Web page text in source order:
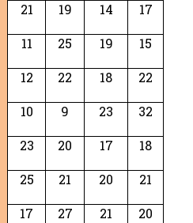
21 19 14 17
11 25 19 15
12 22 18 22
10 9 23 32
23 20 17 18
25 21 20 21
17 27 21 20